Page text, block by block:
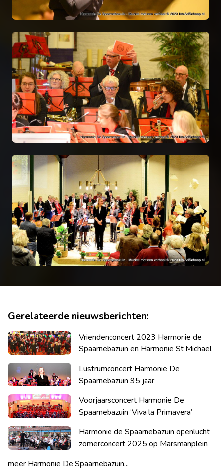
Gerelateerde nieuwsberichten:
Vriendenconcert 2023 Harmonie de
Spaarnebazuin en Harmonie St Michaël
Lustrumconcert Harmonie De
Spaarnebazuin 95 jaar
Voorjaarsconcert Harmonie De
Spaarnebazuin ‘Viva la Primavera’
Harmonie de Spaarnebazuin openlucht
zomerconcert 2025 op Marsmanplein
meer Harmonie De Spaarnebazuin...